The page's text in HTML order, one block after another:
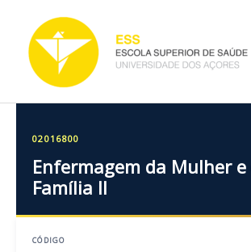
content
02016800
Enfermagem da Mulher e
Família II
CÓDIGO